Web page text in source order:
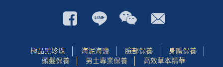
極品黑珍珠 海泥海鹽 臉部保養
身體保養
頭髮保養
男士專業保養 高效草本精華